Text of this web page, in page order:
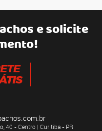
e solicite
40 - Centro | Curitiba - PR